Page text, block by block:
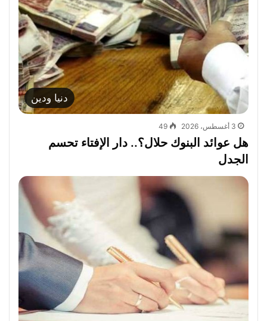
دنيا ودين
3 أغسطس، 2026 49
هل عوائد البنوك حلال؟.. دار الإفتاء تحسم
الجدل